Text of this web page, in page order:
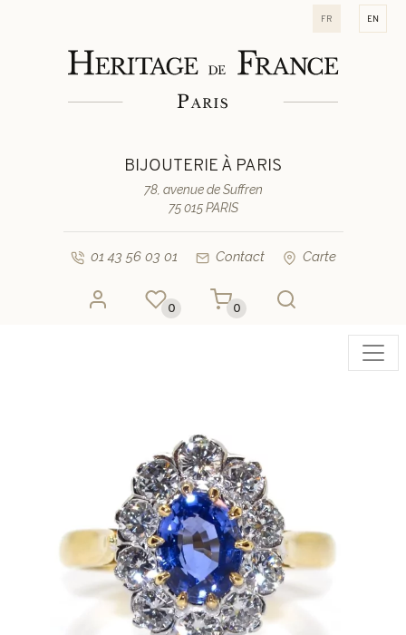
fr en
BIJOUTERIE À PARIS
78, avenue de Suffren
75 015 PARIS
01 43 56 03 01 Contact Carte
0 0